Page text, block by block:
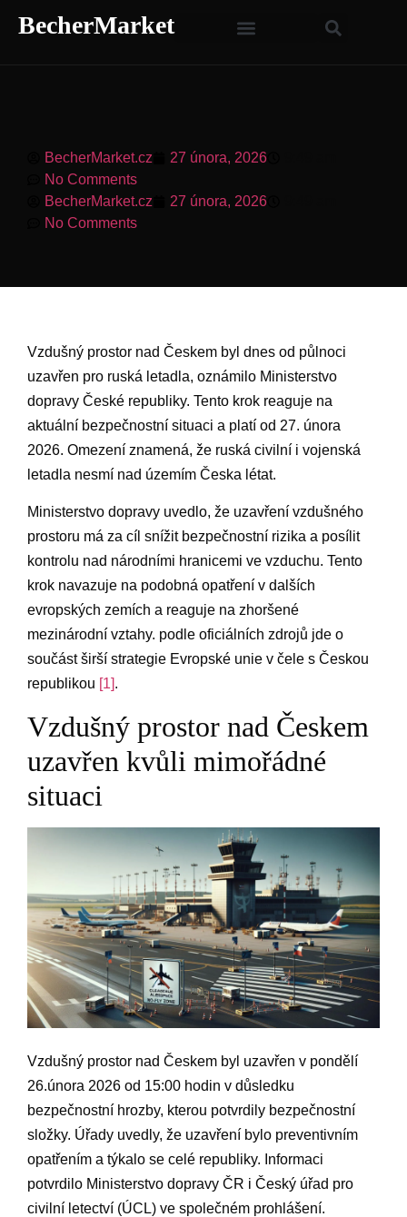
BecherMarket
BecherMarket.cz 27 února, 2026
No Comments
BecherMarket.cz
27 února, 2026
No Comments
Vzdušný prostor nad Českem byl dnes ⁣od půlnoci
uzavřen pro ruská letadla, oznámilo ⁢Ministerstvo
dopravy České republiky. ​Tento krok reaguje na
‍aktuální bezpečnostní⁤ situaci a platí od 27. února ​
2026. Omezení ⁤znamená, že​ ruská civilní i vojenská
‌letadla nesmí ​nad územím Česka ​létat.
Ministerstvo dopravy uvedlo, že⁢ uzavření ‌vzdušného
prostoru má za ​cíl snížit bezpečnostní rizika a ⁢posílit
kontrolu⁤ nad národními hranicemi ‌ve vzduchu. Tento
krok ⁢navazuje na podobná opatření v dalších
evropských zemích a reaguje na zhoršené
mezinárodní vztahy. podle⁤ oficiálních zdrojů jde‌ o
součást širší strategie‍ Evropské unie v‌ čele s Českou‌
republikou [1].
Vzdušný prostor nad Českem
uzavřen ⁤kvůli mimořádné
‍situaci
Vzdušný prostor nad Českem byl uzavřen ⁤v pondělí
26.února 2026‍ od 15:00 hodin⁤ v důsledku
bezpečnostní hrozby, kterou potvrdily bezpečnostní
složky. Úřady uvedly, že uzavření⁢ bylo preventivním
opatřením a týkalo ‍se ​celé republiky. Informaci
potvrdilo​ Ministerstvo ‌dopravy⁤ ČR i ​Český úřad pro
⁢civilní ⁤letectví (ÚCL) ve‌ společném⁣ prohlášení.